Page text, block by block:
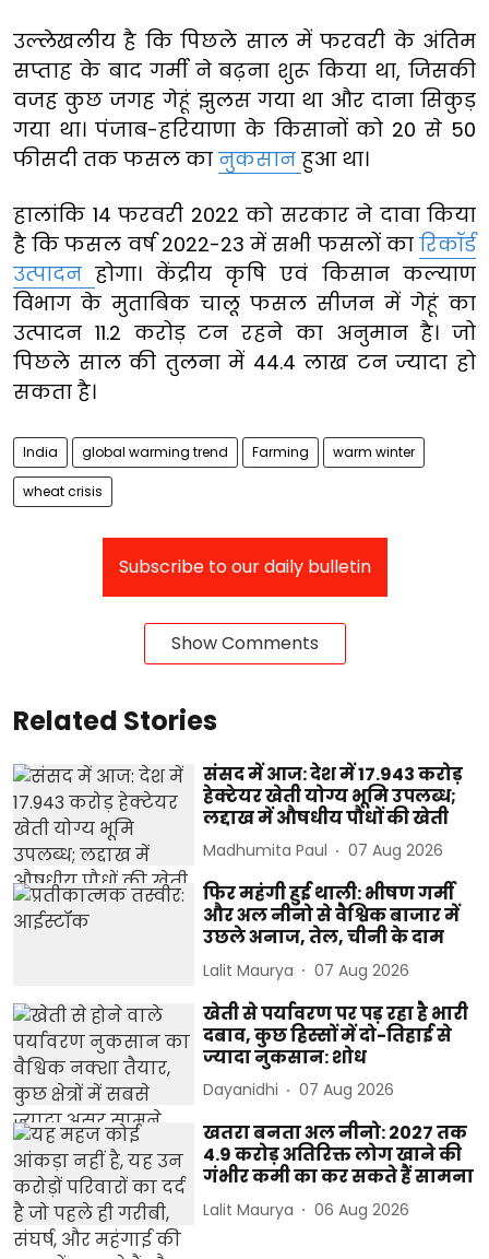
उल्लेखलीय है कि पिछले साल में फरवरी के अंतिम
सप्ताह के बाद गर्मी ने बढ़ना शुरू किया था, जिसकी
वजह कुछ जगह गेहूं झुलस गया था और दाना सिकुड़
गया था। पंजाब-हरियाणा के किसानों को 20 से 50
फीसदी तक फसल का नुकसान हुआ था।
हालांकि 14 फरवरी 2022 को सरकार ने दावा किया
है कि फसल वर्ष 2022-23 में सभी फसलों का रिकॉर्ड
उत्पादनहोगा। केंद्रीय कृषि एवं किसान कल्याण
विभाग के मुताबिक चालू फसल सीजन में गेहूं का
उत्पादन 11.2 करोड़ टन रहने का अनुमान है। जो
पिछले साल की तुलना में 44.4 लाख टन ज्यादा हो
सकता है।
India global warming trend Farming warm winter
wheat crisis
Subscribe to our daily bulletin
Show Comments
Related Stories
संसद में आज: देश में 17.943 करोड़
हेक्टेयर खेती योग्य भूमि उपलब्ध;
लद्दाख में औषधीय पौधों की खेती
Madhumita Paul 07 Aug 2026
फिर महंगी हुई थाली: भीषण गर्मी
और अल नीनो से वैश्विक बाजार में
उछले अनाज, तेल, चीनी के दाम
Lalit Maurya 07 Aug 2026
खेती से पर्यावरण पर पड़ रहा है भारी
दबाव, कुछ हिस्सों में दो-तिहाई से
ज्यादा नुकसान: शोध
Dayanidhi 07 Aug 2026
खतरा बनता अल नीनो: 2027 तक
4.9 करोड़ अतिरिक्त लोग खाने की
गंभीर कमी का कर सकते हैं सामना
Lalit Maurya 06 Aug 2026